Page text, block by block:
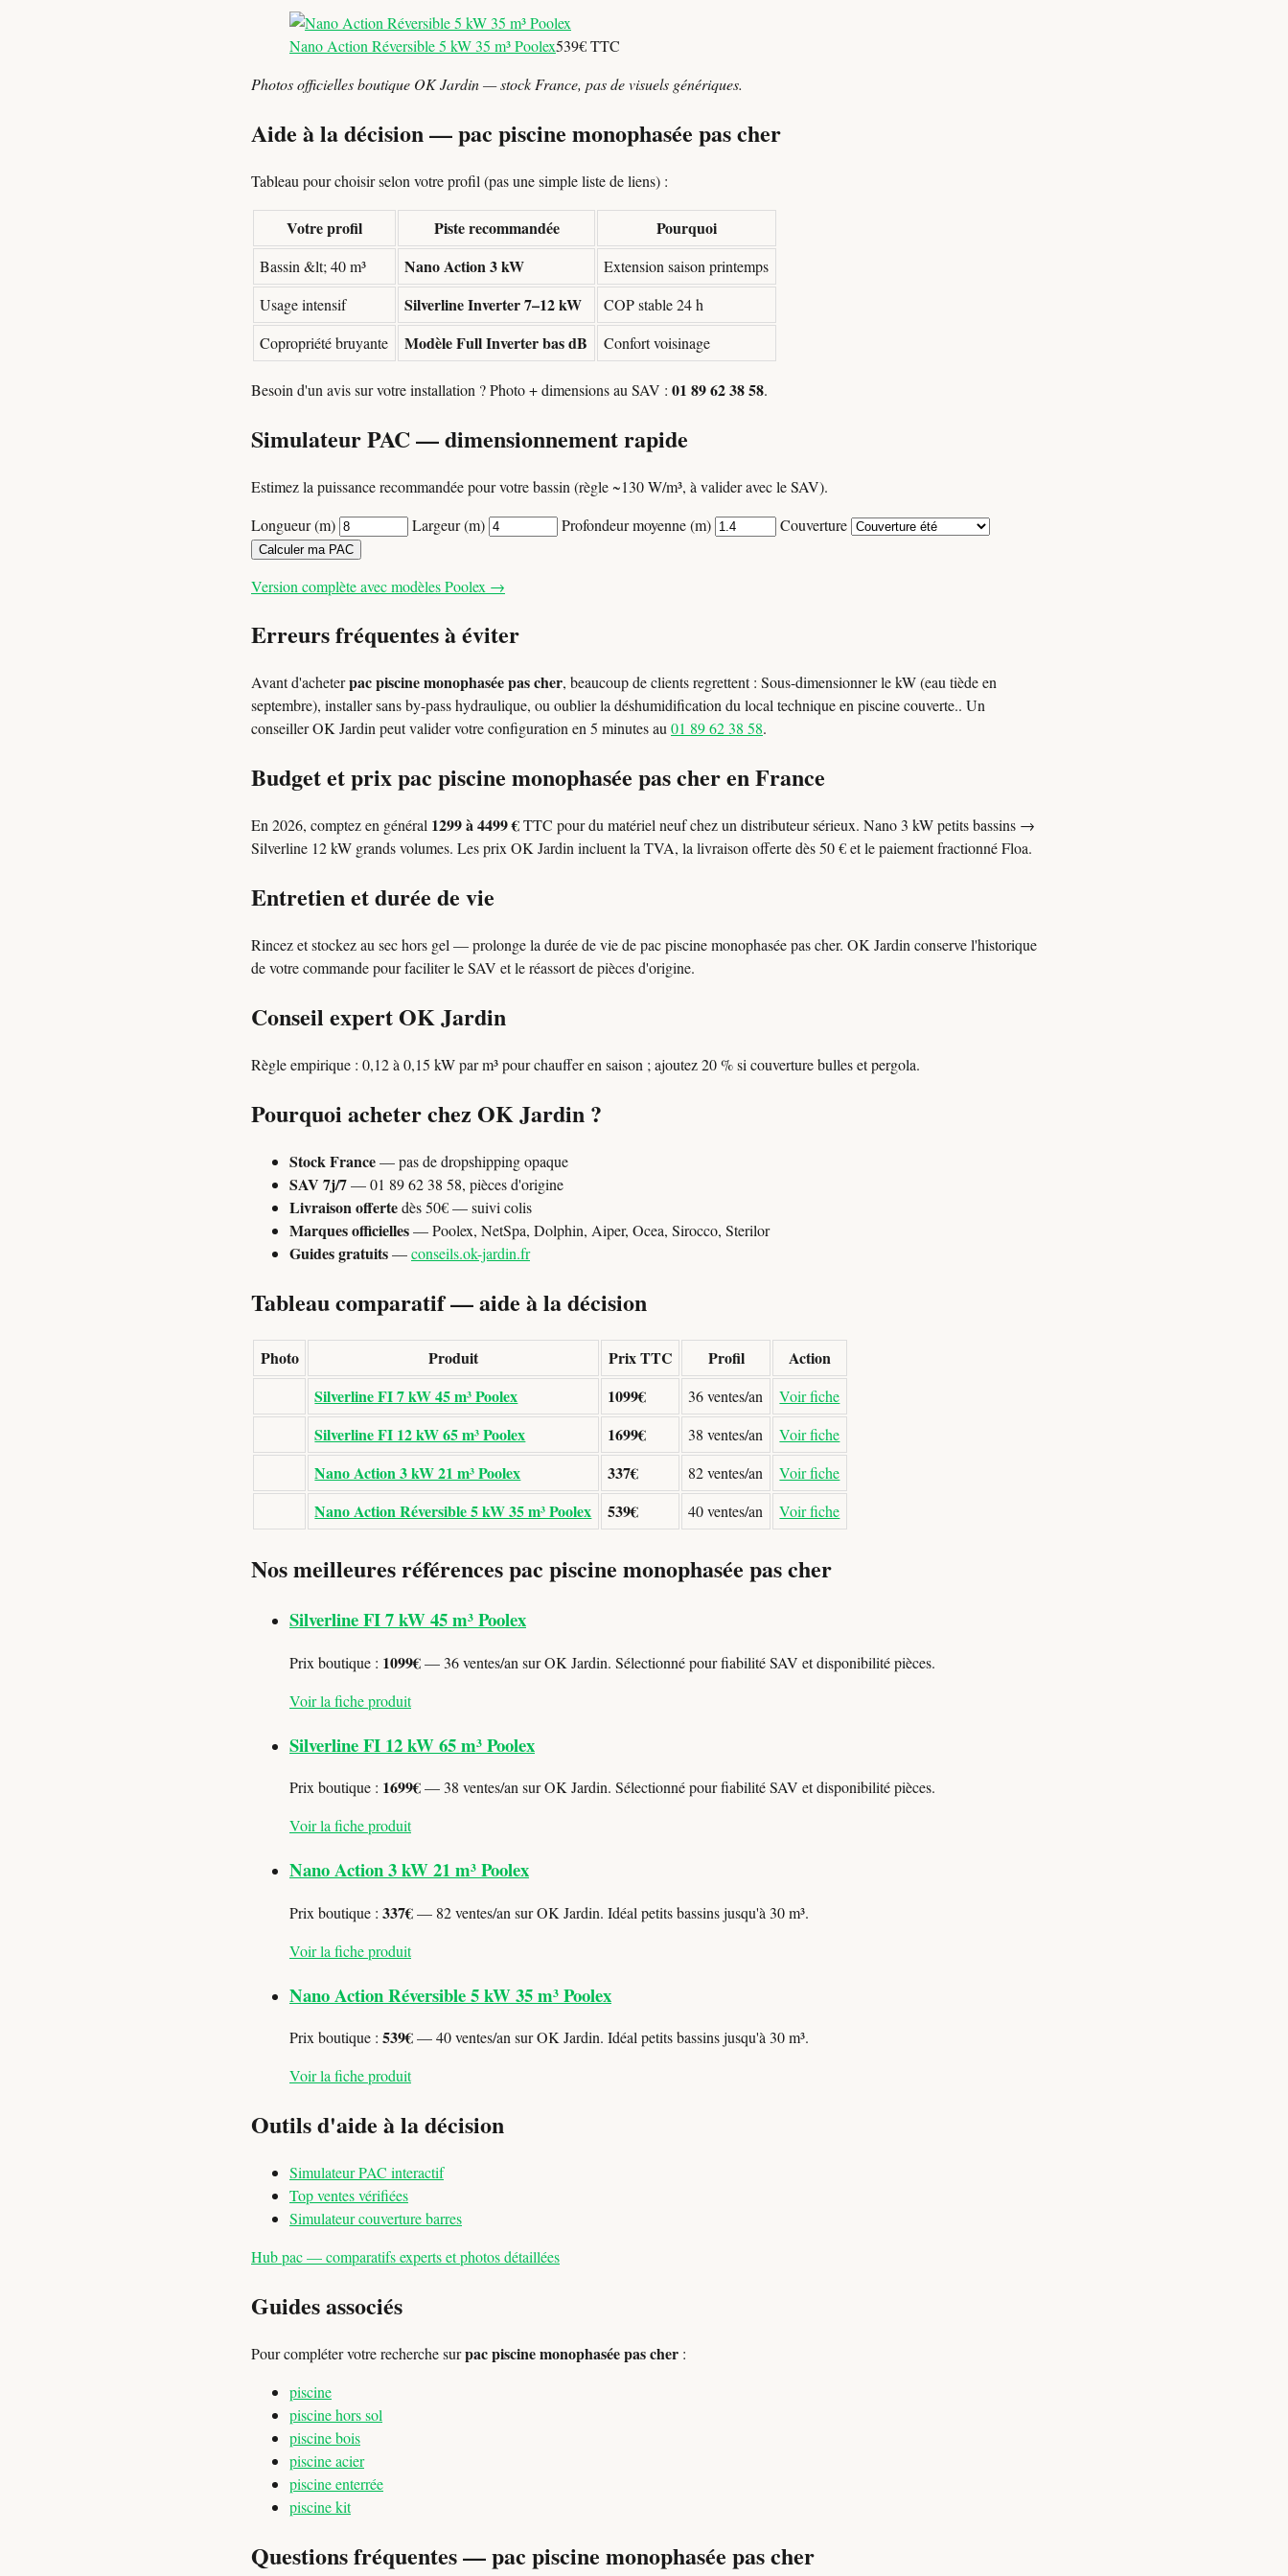
Nano Action Réversible 5 kW 35 m³ Poolex539€ TTC
Photos officielles boutique OK Jardin — stock France, pas de visuels génériques.
Aide à la décision — pac piscine monophasée pas cher
Tableau pour choisir selon votre profil (pas une simple liste de liens) :
Votre profil Piste recommandée Pourquoi
Bassin &lt; 40 m³ Nano Action 3 kW
Extension saison printemps
Usage intensif
Silverline Inverter 7–12 kW
COP stable 24 h
Copropriété bruyante
Modèle Full Inverter bas dB Confort voisinage
Besoin d'un avis sur votre installation ? Photo + dimensions au SAV : 01 89 62 38 58.
Simulateur PAC — dimensionnement rapide
Estimez la puissance recommandée pour votre bassin (règle ~130 W/m³, à valider avec le SAV).
Longueur (m)
Largeur (m) Profondeur moyenne (m) Couverture
Calculer ma PAC
Version complète avec modèles Poolex →
Erreurs fréquentes à éviter
Avant d'acheterpac piscine monophasée pas cher, beaucoup de clients regrettent : Sous-dimensionner le kW (eau tiède en
septembre), installer sans by-pass hydraulique, ou oublier la déshumidification du local technique en piscine couverte.. Un
conseiller OK Jardin peut valider votre configuration en 5 minutes au01 89 62 38 58.
Budget et prix pac piscine monophasée pas cher en France
En 2026, comptez en général 1299 à 4499 €TTC pour du matériel neuf chez un distributeur sérieux. Nano 3 kW petits bassins →
Silverline 12 kW grands volumes. Les prix OK Jardin incluent la TVA, la livraison offerte dès 50 € et le paiement fractionné Floa.
Entretien et durée de vie
Rincez et stockez au sec hors gel — prolonge la durée de vie de pac piscine monophasée pas cher. OK Jardin conserve l'historique
de votre commande pour faciliter le SAV et le réassort de pièces d'origine.
Conseil expert OK Jardin
Règle empirique : 0,12 à 0,15 kW par m³ pour chauffer en saison ; ajoutez 20 % si couverture bulles et pergola.
Pourquoi acheter chez OK Jardin ?
Stock France— pas de dropshipping opaque
SAV 7j/7— 01 89 62 38 58, pièces d'origine
Livraison offertedès 50€ — suivi colis
Marques officielles— Poolex, NetSpa, Dolphin, Aiper, Ocea, Sirocco, Sterilor
Guides gratuits—conseils.ok-jardin.fr
Tableau comparatif — aide à la décision
Photo Produit Prix TTC Profil
Action
Silverline FI 7 kW 45 m³ Poolex
1099€ 36 ventes/an Voir fiche
Silverline FI 12 kW 65 m³ Poolex 1699€ 38 ventes/an Voir fiche
Nano Action 3 kW 21 m³ Poolex 337€ 82 ventes/an Voir fiche
Nano Action Réversible 5 kW 35 m³ Poolex 539€ 40 ventes/an Voir fiche
Nos meilleures références pac piscine monophasée pas cher
Silverline FI 7 kW 45 m³ Poolex
Prix boutique : 1099€— 36 ventes/an sur OK Jardin. Sélectionné pour fiabilité SAV et disponibilité pièces.
Voir la fiche produit
Silverline FI 12 kW 65 m³ Poolex
Prix boutique : 1699€— 38 ventes/an sur OK Jardin. Sélectionné pour fiabilité SAV et disponibilité pièces.
Voir la fiche produit
Nano Action 3 kW 21 m³ Poolex
Prix boutique : 337€— 82 ventes/an sur OK Jardin. Idéal petits bassins jusqu'à 30 m³.
Voir la fiche produit
Nano Action Réversible 5 kW 35 m³ Poolex
Prix boutique : 539€— 40 ventes/an sur OK Jardin. Idéal petits bassins jusqu'à 30 m³.
Voir la fiche produit
Outils d'aide à la décision
Simulateur PAC interactif
Top ventes vérifiées
Simulateur couverture barres
Hub pac — comparatifs experts et photos détaillées
Guides associés
Pour compléter votre recherche surpac piscine monophasée pas cher :
piscine
piscine hors sol
piscine bois
piscine acier
piscine enterrée
piscine kit
Questions fréquentes — pac piscine monophasée pas cher